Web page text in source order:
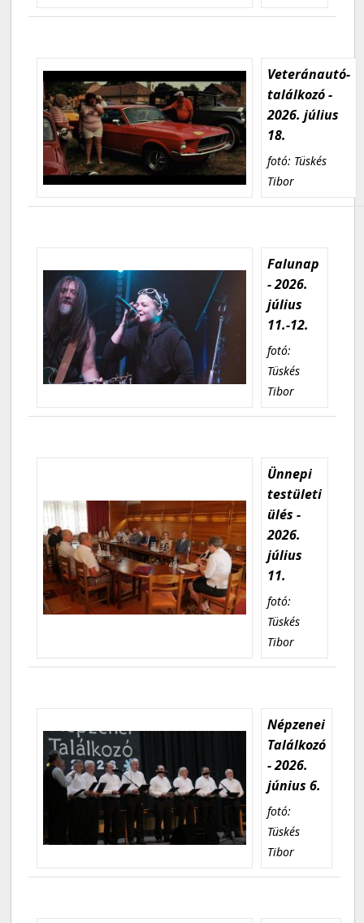
Veteránautó-
találkozó -
2026. július
18.
fotó: Tüskés
Tibor
Falunap
- 2026.
július
11.-12.
fotó:
Tüskés
Tibor
Ünnepi
testületi
ülés -
2026.
július
11.
fotó:
Tüskés
Tibor
Népzenei
Találkozó
- 2026.
június 6.
fotó:
Tüskés
Tibor